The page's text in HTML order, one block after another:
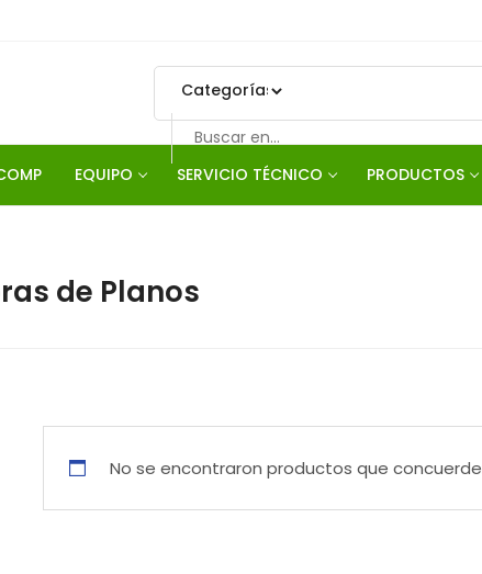
Search
for:
EQUIPO SERVICIO TÉCNICO PRODUCTOS
de Planos
No se encontraron productos que